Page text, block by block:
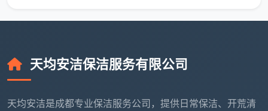
五、第五关：售后保障关——“做完即走”的公司，等于
开荒保洁做完后几天，随着空气流通和室内干燥，
极少数区域可能出现轻微返灰，这在业内叫“沉降返
有信心，就看它敢不敢把售后承诺写进合同。
天均安洁保洁服务有限公司
天均安洁是成都专业保洁服务公司，提供日常保洁、开荒清